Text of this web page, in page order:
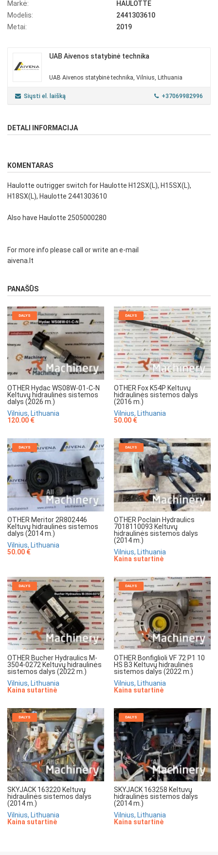
Markė:
HAULOTTE
Modelis:
2441303610
Metai:
2019
UAB Aivenos statybinė technika
UAB Aivenos statybinė technika, Vilnius, Lithuania
Siųsti el. laišką +37069982996
DETALI INFORMACIJA
KOMENTARAS
Haulotte outrigger switch for Haulotte H12SX(L), H15SX(L),
H18SX(L), Haulotte 2441303610
Also have Haulotte 2505000280
For more info please call or write an e-mail
aivena.lt
PANAŠŪS
DALYS
OTHER Hydac WS08W-01-C-N
Keltuvų hidraulinės sistemos
dalys (2026 m.)
Vilnius, Lithuania
120.00 €
DALYS
OTHER Fox K54P Keltuvų
hidraulinės sistemos dalys
(2016 m.)
Vilnius, Lithuania
50.00 €
DALYS
OTHER Meritor 2R802446
Keltuvų hidraulinės sistemos
dalys (2014 m.)
Vilnius, Lithuania
50.00 €
DALYS
OTHER Poclain Hydraulics
7018110093 Keltuvų
hidraulinės sistemos dalys
(2014 m.)
Vilnius, Lithuania
Kaina sutartinė
DALYS
OTHER Bucher Hydraulics M-
3504-0272 Keltuvų hidraulinės
sistemos dalys (2022 m.)
Vilnius, Lithuania
Kaina sutartinė
DALYS
OTHER Bonfiglioli VF 72 P1 10
HS B3 Keltuvų hidraulinės
sistemos dalys (2022 m.)
Vilnius, Lithuania
Kaina sutartinė
DALYS
SKYJACK 163220 Keltuvų
hidraulinės sistemos dalys
(2014 m.)
Vilnius, Lithuania
Kaina sutartinė
DALYS
SKYJACK 163258 Keltuvų
hidraulinės sistemos dalys
(2014 m.)
Vilnius, Lithuania
Kaina sutartinė